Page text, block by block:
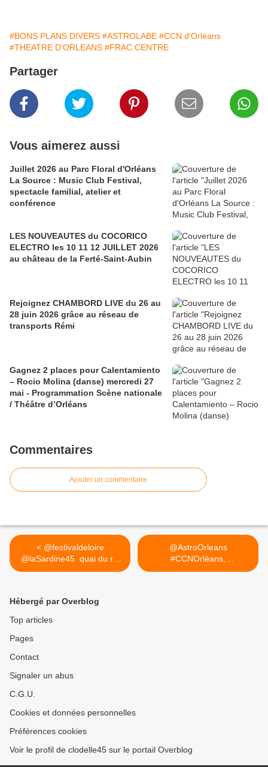
#BONS PLANS DIVERS #ASTROLABE #CCN d'Orléans
#THEATRE D'ORLEANS #FRAC CENTRE
Partager
Vous aimerez aussi
Juillet 2026 au Parc Floral d'Orléans
La Source : Music Club Festival,
spectacle familial, atelier et
conférence
LES NOUVEAUTES du COCORICO
ELECTRO les 10 11 12 JUILLET 2026
au château de la Ferté-Saint-Aubin
Rejoignez CHAMBORD LIVE du 26 au
28 juin 2026 grâce au réseau de
transports Rémi
Gagnez 2 places pour Calentamiento
– Rocio Molina (danse) mercredi 27
mai - Programmation Scène nationale
/ Théâtre d’Orléans
Commentaires
Ajouter un commentaire
< @festivaldeloire
@laSardine45 ​ quai du roi
...
@AstroOrleans
#CCNOrléans,
@CDNOrleans... >
Hébergé par Overblog
Top articles
Pages
Contact
Signaler un abus
C.G.U.
Cookies et données personnelles
Préférences cookies
Voir le profil de clodelle45 sur le portail Overblog